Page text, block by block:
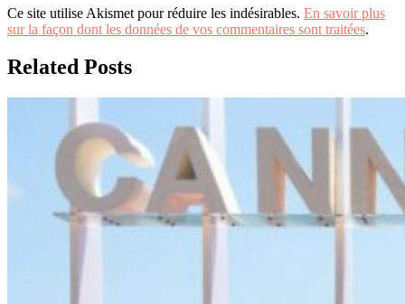
Ce site utilise Akismet pour réduire les indésirables. En savoir plus
sur la façon dont les données de vos commentaires sont traitées.
Related Posts